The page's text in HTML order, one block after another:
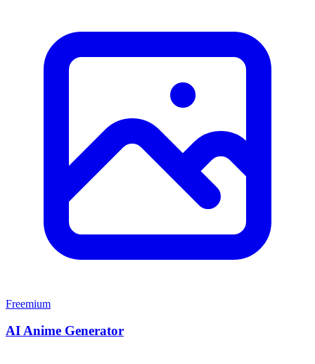
Freemium
AI Anime Generator